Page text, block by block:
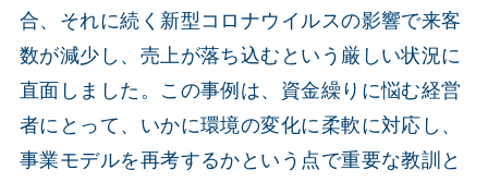
合、それに続く新型コロナウイルスの影響で来客
数が減少し、売上が落ち込むという厳しい状況に
直面しました。この事例は、資金繰りに悩む経営
者にとって、いかに環境の変化に柔軟に対応し、
事業モデルを再考するかという点で重要な教訓と